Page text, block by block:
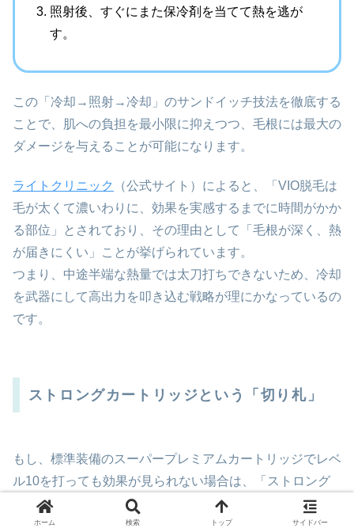
照射後、すぐにまた保冷剤を当てて熱を逃が
す。
この「冷却→照射→冷却」のサンドイッチ技法を徹底する
ことで、肌への負担を最小限に抑えつつ、毛根には最大の
ダメージを与えることが可能になります。
ライトクリニック
（公式サイト）によると、「VIO脱毛は
毛が太くて濃いわりに、効果を実感するまでに時間がかか
る部位」とされており、その理由として「毛根が深く、熱
が届きにくい」ことが挙げられています。
つまり、中途半端な熱量では太刀打ちできないため、冷却
を武器にして高出力を叩き込む戦略が理にかなっているの
です。
ストロングカートリッジという「切り札」
もし、標準装備のスーパープレミアムカートリッジでレベ
ル10を打っても効果が見られない場合は、「ストロング
カートリッジ」の導入を検討すべきです。
これはケノンの中で最も威力が高いカートリッジで、特に
ホーム 検索 トップ サイドバー